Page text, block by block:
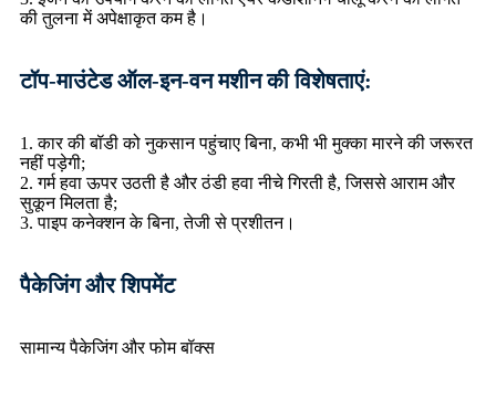
की तुलना में अपेक्षाकृत कम है।
टॉप-माउंटेड ऑल-इन-वन मशीन की विशेषताएं:
1. कार की बॉडी को नुकसान पहुंचाए बिना, कभी भी मुक्का मारने की जरूरत
नहीं पड़ेगी;
2. गर्म हवा ऊपर उठती है और ठंडी हवा नीचे गिरती है, जिससे आराम और
सुकून मिलता है;
3. पाइप कनेक्शन के बिना, तेजी से प्रशीतन।
पैकेजिंग और शिपमेंट
सामान्य पैकेजिंग और फोम बॉक्स